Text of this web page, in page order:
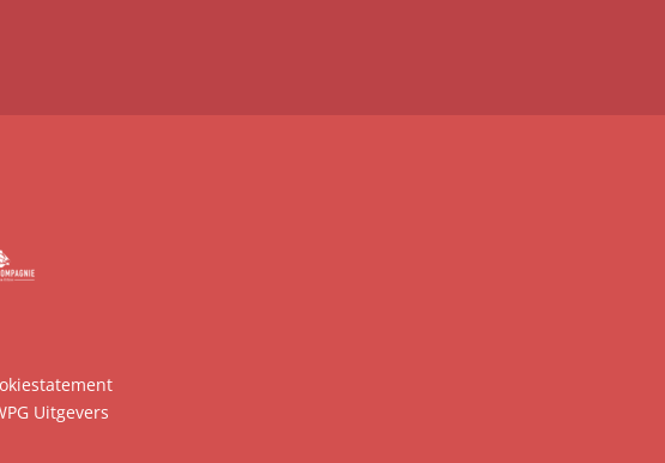
Uitgevers